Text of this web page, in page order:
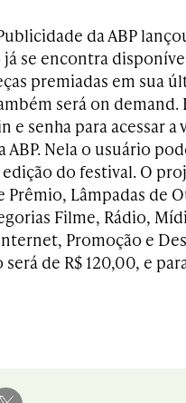
da ABP
se encontra
premiadas em sua
será on demand.
senha para acessar a
Nela o usuário
do festival. O
Lâmpadas de
Filme, Rádio,
Promoção e
de R$ 120,00, e